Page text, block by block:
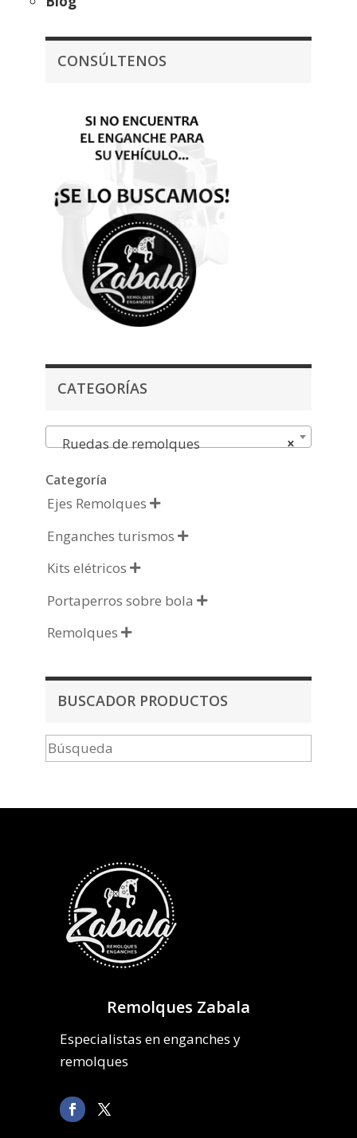
CONSÚLTENOS
CATEGORÍAS
×
Ruedas de remolques
Categoría
Ejes Remolques 
Enganches turismos 
Kits elétricos 
Portaperros sobre bola 
Remolques 
BUSCADOR PRODUCTOS
Remolques Zabala
Especialistas en enganches y
remolques